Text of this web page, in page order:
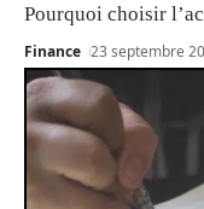
Pourquoi choisir
Finance 23 septembre